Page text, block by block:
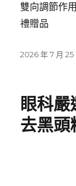
雙向調節作
禮贈品
發
2026 年 7 月 25
眼科
去黑頭